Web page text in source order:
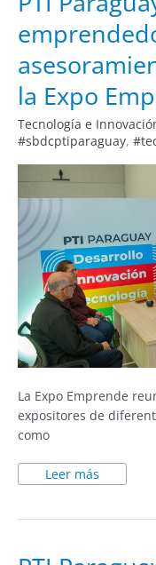
la Expo
Tecnología e
#sbdcptiparaguay,
La Expo Emprende
expositores de
como
acompañó
emprendedores
con
asesoramiento
especializado
la
Expo
Emprende
Leer más
PTI